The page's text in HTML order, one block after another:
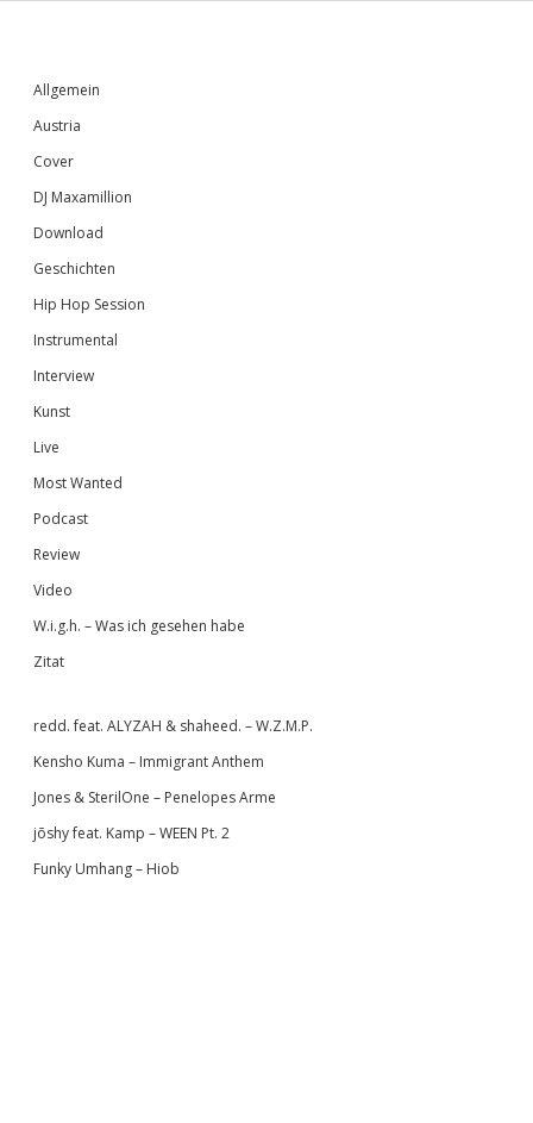
Sidebar
Allgemein
Austria
Cover
DJ Maxamillion
Download
Geschichten
Hip Hop Session
Instrumental
Interview
Kunst
Live
Most Wanted
Podcast
Review
Video
W.i.g.h. – Was ich gesehen habe
Zitat
redd. feat. ALYZAH & shaheed. – W.Z.M.P.
Kensho Kuma – Immigrant Anthem
Jones & SterilOne – Penelopes Arme
jōshy feat. Kamp – WEEN Pt. 2
Funky Umhang – Hiob